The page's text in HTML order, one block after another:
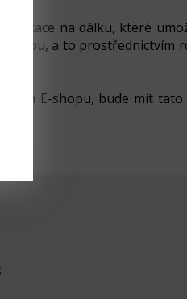
na dálku, které
shopu, a to prostřednictvím
E-shopu, bude mít